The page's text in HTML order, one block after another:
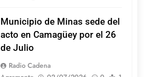
Municipio de Minas sede del
acto en Camagüey por el 26
de Julio
Radio Cadena